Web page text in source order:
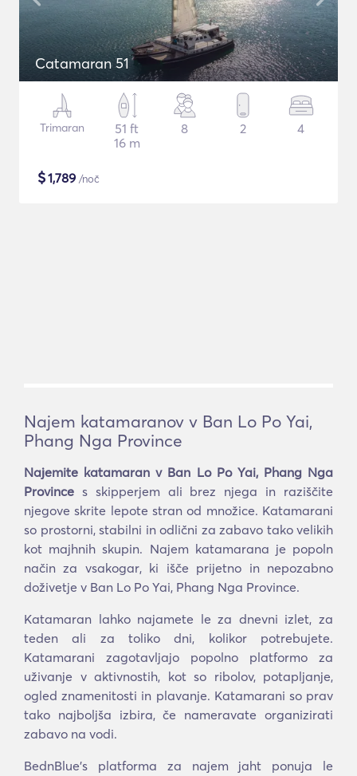
Catamaran 51
Trimaran
51 ft
16 m
8 2 4
$1,789 /noč
Najem katamaranov v Ban Lo Po Yai,
Phang Nga Province
Najemite katamaran v Ban Lo Po Yai, Phang Nga
Province s skipperjem ali brez njega in raziščite
njegove skrite lepote stran od množice. Katamarani
so prostorni, stabilni in odlični za zabavo tako velikih
kot majhnih skupin. Najem katamarana je popoln
način za vsakogar, ki išče prijetno in nepozabno
doživetje v Ban Lo Po Yai, Phang Nga Province.
Katamaran lahko najamete le za dnevni izlet, za
teden ali za toliko dni, kolikor potrebujete.
Katamarani zagotavljajo popolno platformo za
uživanje v aktivnostih, kot so ribolov, potapljanje,
ogled znamenitosti in plavanje. Katamarani so prav
tako najboljša izbira, če nameravate organizirati
zabavo na vodi.
BednBlue's platforma za najem jaht ponuja le